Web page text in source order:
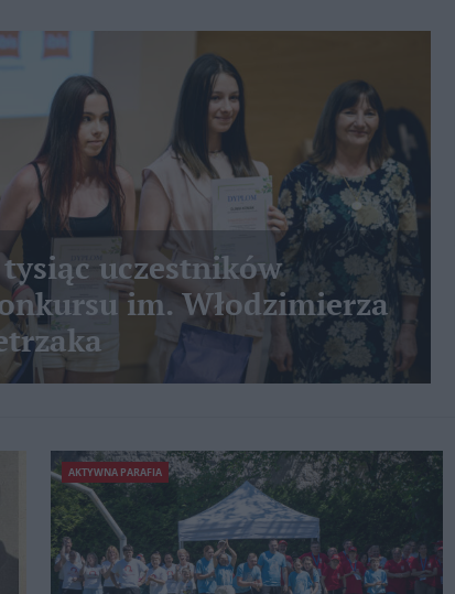
uczestników
im. Włodzimierza
AKTYWNA PARAFIA